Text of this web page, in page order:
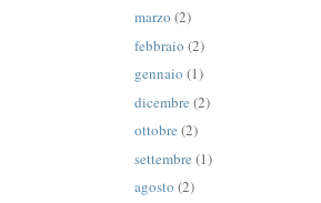
marzo (2)
febbraio (2)
gennaio (1)
dicembre (2)
ottobre (2)
settembre (1)
agosto (2)